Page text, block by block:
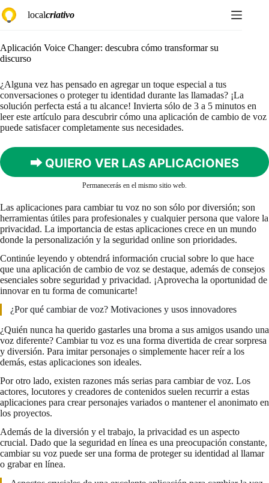
al
contenido
localcriativo
Aplicación Voice Changer: descubra cómo transformar su
discurso
¿Alguna vez has pensado en agregar un toque especial a tus
conversaciones o proteger tu identidad durante las llamadas? ¡La
solución perfecta está a tu alcance! Invierta sólo de 3 a 5 minutos en
leer este artículo para descubrir cómo una aplicación de cambio de voz
puede satisfacer completamente sus necesidades.
⮕ QUIERO VER LAS APLICACIONES
Permanecerás en el mismo sitio web.
Las aplicaciones para cambiar tu voz no son sólo por diversión; son
herramientas útiles para profesionales y cualquier persona que valore la
privacidad. La importancia de estas aplicaciones crece en un mundo
donde la personalización y la seguridad online son prioridades.
Continúe leyendo y obtendrá información crucial sobre lo que hace
que una aplicación de cambio de voz se destaque, además de consejos
esenciales sobre seguridad y privacidad. ¡Aprovecha la oportunidad de
innovar en tu forma de comunicarte!
¿Por qué cambiar de voz? Motivaciones y usos innovadores
¿Quién nunca ha querido gastarles una broma a sus amigos usando una
voz diferente? Cambiar tu voz es una forma divertida de crear sorpresa
y diversión. Para imitar personajes o simplemente hacer reír a los
demás, estas aplicaciones son ideales.
Por otro lado, existen razones más serias para cambiar de voz. Los
actores, locutores y creadores de contenidos suelen recurrir a estas
aplicaciones para crear personajes variados o mantener el anonimato en
los proyectos.
Además de la diversión y el trabajo, la privacidad es un aspecto
crucial. Dado que la seguridad en línea es una preocupación constante,
cambiar su voz puede ser una forma de proteger su identidad al llamar
o grabar en línea.